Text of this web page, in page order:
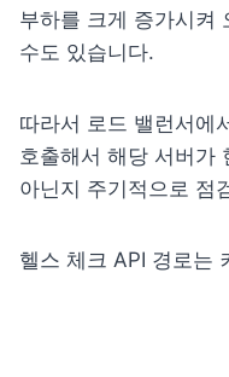
부하를 크게 증가시켜
수도 있습니다.
따라서 로드 밸런서에
호출해서 해당 서버가
아닌지 주기적으로 점
헬스 체크 API 경로는